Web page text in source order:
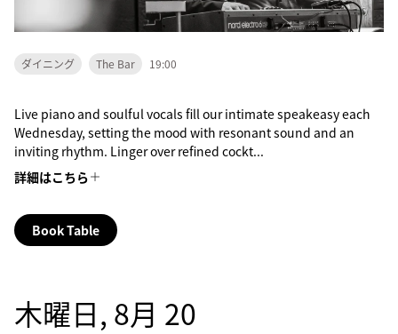
ダイニング The Bar 19:00
Live piano and soulful vocals fill our intimate speakeasy each
Wednesday, setting the mood with resonant sound and an
inviting rhythm. Linger over refined cockt...
詳細はこちら
Book Table
木曜日, 8月 20